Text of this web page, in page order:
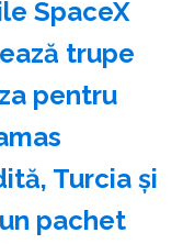
SpaceX
trupe
pentru
Turcia şi
pachet